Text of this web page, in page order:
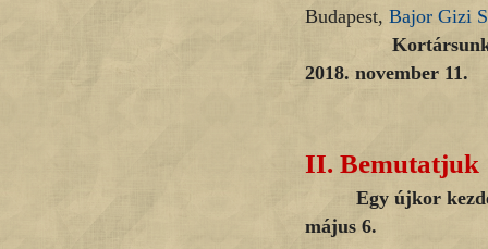
Budapest, Bajor Gizi
Kortársunk
2018. november 11.
II. Bemutatjuk
Egy újkor
május 6.